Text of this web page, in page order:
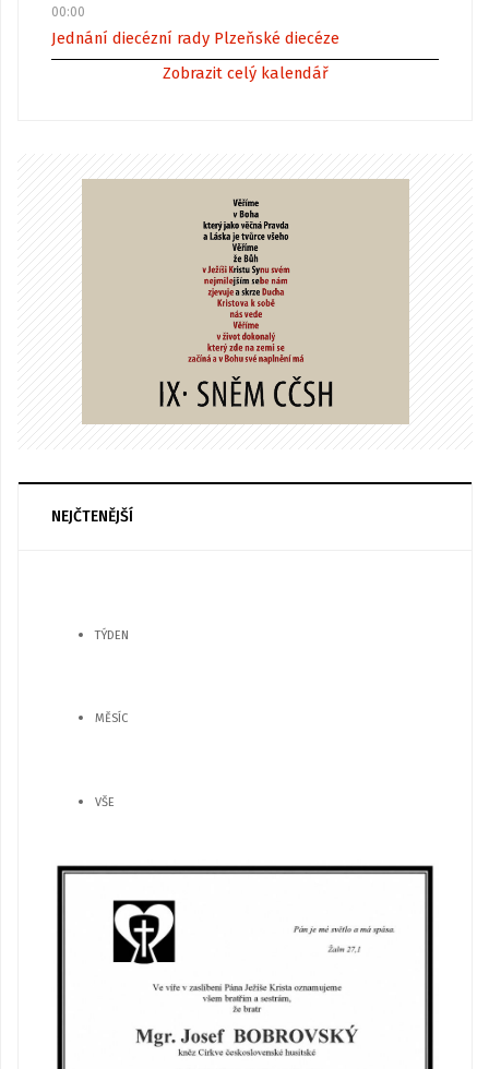
00:00
Jednání diecézní rady Plzeňské diecéze
Zobrazit celý kalendář
NEJČTENĚJŠÍ
TÝDEN
MĚSÍC
VŠE